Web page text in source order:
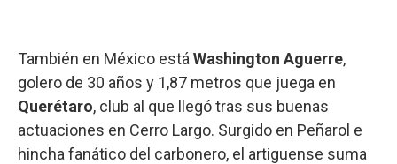
También en México está Washington Aguerre,
golero de 30 años y 1,87 metros que juega en
Querétaro, club al que llegó tras sus buenas
actuaciones en Cerro Largo. Surgido en Peñarol e
hincha fanático del carbonero, el artiguense suma